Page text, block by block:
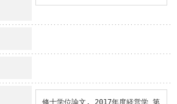
修士学位論文. 2017年度経営学 第